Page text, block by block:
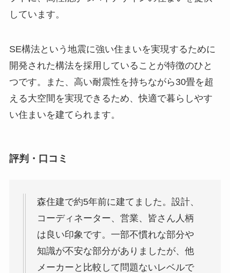
しています。
SE構法という地震に強い住まいを実現するために
開発された構法を採用していることが特徴のひと
つです。また、高い耐震性を持ちながら30畳を超
える大空間を実現できるため、快適で暮らしやす
い住まいを建てられます。
評判・口コミ
森住建で約5年前に建てました。設計、
コーディネーター、営業、皆さん人柄
は良い印象です。一部不慣れな部分や
知識が不安な部分がありましたが、他
メーカーと比較して問題ないレベルで